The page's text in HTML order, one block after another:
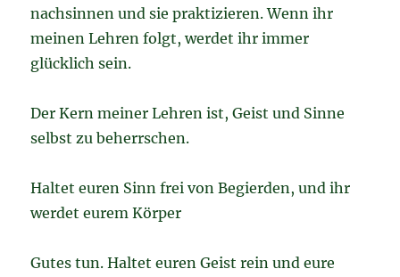
nachsinnen und sie praktizieren. Wenn ihr
meinen Lehren folgt, werdet ihr immer
glücklich sein.
Der Kern meiner Lehren ist, Geist und Sinne
selbst zu beherrschen.
Haltet euren Sinn frei von Begierden, und ihr
werdet eurem Körper
Gutes tun. Haltet euren Geist rein und eure